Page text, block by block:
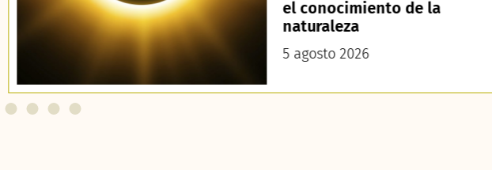
el conocimiento de la
naturaleza
5 agosto 2026